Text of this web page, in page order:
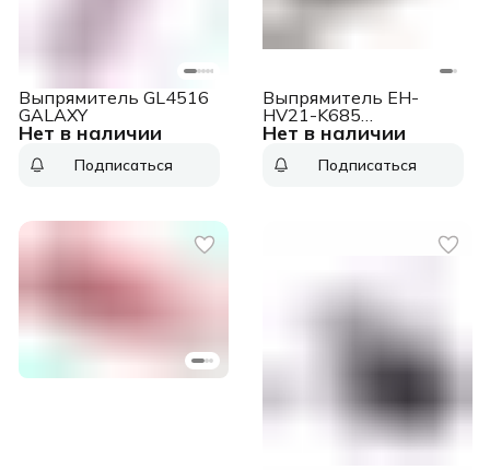
Нет в наличии
Выпрямитель GL4516
GALAXY
Подписаться
Нет в наличии
Выпрямитель EH-
HV21-K685
8887549742361
Подписаться